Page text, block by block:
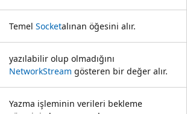
Temel Socketalınan öğesini alır.
yazılabilir olup olmadığını
NetworkStream gösteren bir değer alır.
Yazma işleminin verileri bekleme